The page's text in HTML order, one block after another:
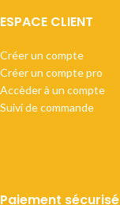
ESPACE CLIENT
Créer un compte
Créer un compte pro
Accèder à un compte
Suivi de commande
Paiement sécurisé